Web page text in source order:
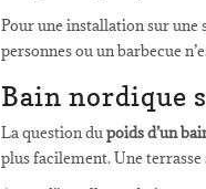
Pour une installation sur une
personnes ou un barbecue
Bain nordique
La question dupoids d’un
plus facilement. Une terrasse